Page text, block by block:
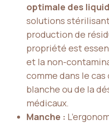
optimale des
solutions
production de
propriété est
et la non-
comme dans le
blanche ou de la
médicaux.
Manche :